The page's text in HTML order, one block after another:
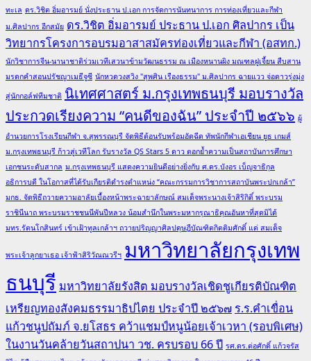
ทะเล ดร.วิชิต อิ่มอารมย์ นั่งประธาน ป.เอก การจัดการนันทนาการ การท่องเที่ยวและกีฬา
ม.ศิลปากร อีกสมัย ดร.วิชิต อิ่มอารมย์ ประธาน ป.เอก ศิลปากร เป็น
วิทยากรโครงการอบรมอาสาสมัครท่องเที่ยวและกีฬา (อสทก.)
นักวิชาการจีน-นานาชาติร่วมเวทีเสวนาข้ามวัฒนธรรม ณ เมืองหนานผิง มณฑลฝูเจี้ยน สืบสาน
มรดกคำสอนปรัชญาเมธีจูซี นักหวดวงสวิง "สุพศิน เรืองธรรม" ม.ศิลปากร ฉายแวว จ่อดาวรุ่งมุ่ง
สู่นักกอล์ฟทีมชาติ นิเทศศาสตร์ ม.กรุงเทพธนบุรี มอบรางวัล
ประกวดเรียงความ “คนดีของฉัน” ประจำปี ๒๕๖๖ ผู้
อำนวยการโรงเรียนกีฬา จ.สุพรรณบุรี จัดพิธีต้อนรับพร้อมอัดฉีด ทัพนักกีฬาเอเชียน ยูธ เกมส์
ม.กรุงเทพธนบุรี ก้าวสู่เวทีโลก รับรางวัล QS Stars 5 ดาว ตอกย้ำความเป็นสถาบันการศึกษา
เอกชนระดับสากล ม.กรุงเทพธนบุรี แสดงความยินดีอย่างยิ่งกับ ศ.ดร.บังอร เบ็ญจาธิกุล
อธิการบดี ในโอกาสที่ได้รับเกียรติดำรงตำแหน่ง “คณะกรรมการวิชาการสถาบันพระปกเกล้า”
มกธ. จัดพิธีถวายความอาลัยเบื้องหน้าพระฉายาลักษณ์ สมเด็จพระนางเจ้าสิริกิติ์ พระบรม
ราชินีนาถ พระบรมราชชนนีพันปีหลวง น้อมสำนึกในพระมหากรุณาธิคุณอันหาที่สุดมิได้
มทร.รัตนโกสินทร์ เข้าเฝ้าทูลเกล้าฯ ถวายปริญญาศิลปดุษฎีบัณฑิตกิตติมศักดิ์ แด่ สมเด็จ
พระเจ้าลูกยาเธอ เจ้าฟ้าสิริวัณณวรีฯ มหาวิทยาลัยกรุงเทพ
ธนบุรี มหาวิทยาลัยรังสิต มอบรางวัลเชิดชูเกียรติบัณฑิต
เหรียญทองสังคมธรรมาธิปไตย ประจำปี ๒๕๖๗ ร.ร.คำเขื่อน
แก้วชนูปถัมภ์ จ.ยโสธร คว้าแชมป์หนูน้อยเจ้าเวหา (รอบพิเศษ)
ในงานวันคล้ายวันสถาปนา วช. ครบรอบ 66 ปี รศ.ดร.ต่อศักดิ์ แก้วจรัส